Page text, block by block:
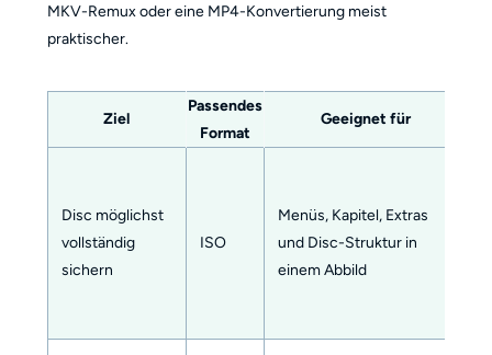
MKV-Remux oder eine MP4-Konvertierung meist
praktischer.
Ziel
Passendes
Format
Geeignet für
Disc möglichst
vollständig
sichern
ISO
Menüs, Kapitel, Extras
und Disc-Struktur in
einem Abbild